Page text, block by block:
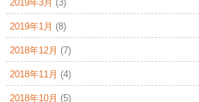
2019年3月 (3)
2019年1月 (8)
2018年12月 (7)
2018年11月 (4)
2018年10月 (5)